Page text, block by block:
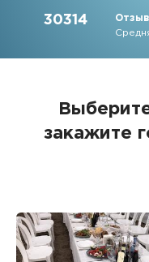
30314
закажите